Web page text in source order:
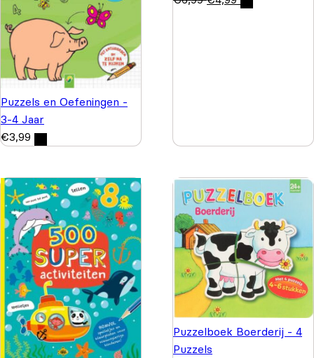
Puzzels en Oefeningen -
3-4 Jaar
€3,99
Puzzelboek Boerderij - 4
Puzzels